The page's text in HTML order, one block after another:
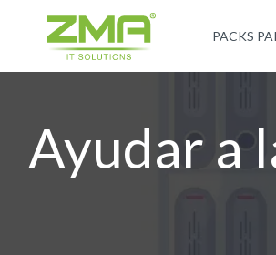
PACKS
Ayudar a